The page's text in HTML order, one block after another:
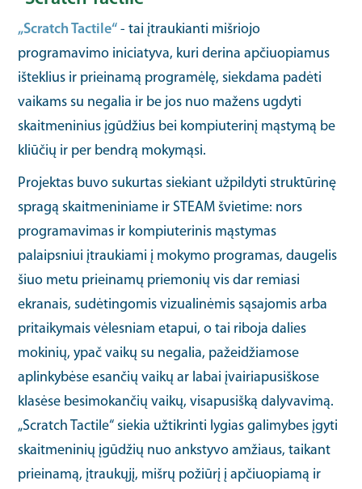
„Scratch Tactile“ - tai įtraukianti mišriojo
programavimo iniciatyva, kuri derina apčiuopiamus
išteklius ir prieinamą programėlę, siekdama padėti
vaikams su negalia ir be jos nuo mažens ugdyti
skaitmeninius įgūdžius bei kompiuterinį mąstymą be
kliūčių ir per bendrą mokymąsi.
Projektas buvo sukurtas siekiant užpildyti struktūrinę
spragą skaitmeniniame ir STEAM švietime: nors
programavimas ir kompiuterinis mąstymas
palaipsniui įtraukiami į mokymo programas, daugelis
šiuo metu prieinamų priemonių vis dar remiasi
ekranais, sudėtingomis vizualinėmis sąsajomis arba
pritaikymais vėlesniam etapui, o tai riboja dalies
mokinių, ypač vaikų su negalia, pažeidžiamose
aplinkybėse esančių vaikų ar labai įvairiapusiškose
klasėse besimokančių vaikų, visapusišką dalyvavimą.
„Scratch Tactile“ siekia užtikrinti lygias galimybes įgyti
skaitmeninių įgūdžių nuo ankstyvo amžiaus, taikant
prieinamą, įtraukųjį, mišrų požiūrį į apčiuopiamą ir